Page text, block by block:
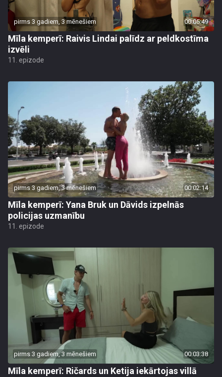
pirms 3 gadiem, 3 mēnešiem 00:05:49
Mīla kemperī: Raivis Lindai palīdz ar peldkostīma
izvēli
11. epizode
pirms 3 gadiem, 3 mēnešiem 00:02:14
Mīla kemperī: Yana Bruk un Dāvids izpelnās
policijas uzmanību
11. epizode
pirms 3 gadiem, 3 mēnešiem 00:03:38
Mīla kemperī: Ričards un Ketija iekārtojas villā